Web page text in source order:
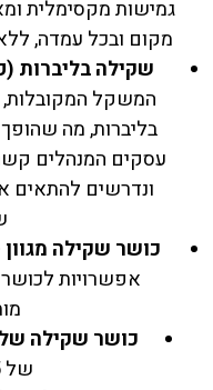
גמישות מקסימלית
מקום ובכל עמדה,
שקילה בליברות
המשקל המקובלות,
בליברות, מה
עסקים המנהלים
ונדרשים להתאים
כושר שקילה מגוון
אפשרויות
כושר שקילה של עד
של 0.5 גרם.